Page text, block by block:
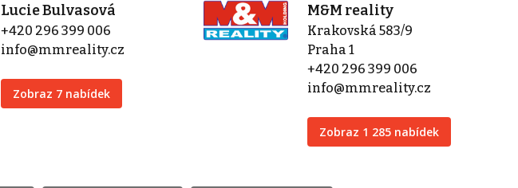
Lucie Bulvasová
+420 296 399 006
info@mmreality.cz
Zobraz 7 nabídek
M&M reality
Krakovská 583/9
Praha 1
+420 296 399 006
info@mmreality.cz
Zobraz 1 285 nabídek